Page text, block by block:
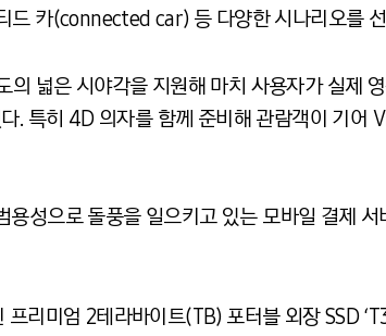
드 카(connected car) 등 다양한 시나리오를
넓은 시야각을 지원해 마치 사용자가 실제
. 특히 4D 의자를 함께 준비해 관람객이 기어
성으로 돌풍을 일으키고 있는 모바일 결제 서
리미엄 2테라바이트(TB) 포터블 외장 SSD